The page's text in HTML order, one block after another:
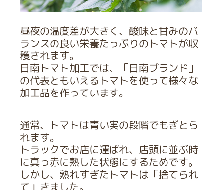
昼夜の温度差が大きく、酸味と甘みのバ
ランスの良い栄養たっぷりのトマトが収
穫されます。
日南トマト加工では、「日南ブランド」
の代表ともいえるトマトを使って様々な
加工品を作っています。
通常、トマトは青い実の段階でもぎとら
れます。
トラックでお店に運ばれ、店頭に並ぶ時
に真っ赤に熟した状態にするためです。
しかし、熟れすぎたトマトは「捨てられ
て」きました。